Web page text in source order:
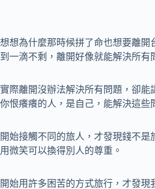
想想為什麼那時候拼了命也想要離
到一滴不剩，離開好像就能解決所有
實際離開沒辦法解決所有問題，卻
你恨癢癢的人，是自己，能解決這些
開始接觸不同的旅人，才發現錢不
用微笑可以換得別人的尊重。
開始用許多困苦的方式旅行，才發